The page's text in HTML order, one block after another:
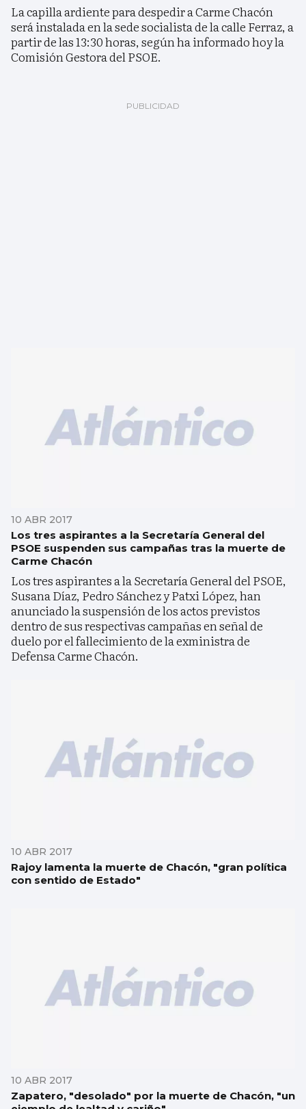
La capilla ardiente para despedir a Carme Chacón
será instalada en la sede socialista de la calle Ferraz, a
partir de las 13:30 horas, según ha informado hoy la
Comisión Gestora del PSOE.
10 ABR 2017
Los tres aspirantes a la Secretaría General del
PSOE suspenden sus campañas tras la muerte de
Carme Chacón
Los tres aspirantes a la Secretaría General del PSOE,
Susana Díaz, Pedro Sánchez y Patxi López, han
anunciado la suspensión de los actos previstos
dentro de sus respectivas campañas en señal de
duelo por el fallecimiento de la exministra de
Defensa Carme Chacón.
10 ABR 2017
Rajoy lamenta la muerte de Chacón, "gran política
con sentido de Estado"
10 ABR 2017
Zapatero, "desolado" por la muerte de Chacón, "un